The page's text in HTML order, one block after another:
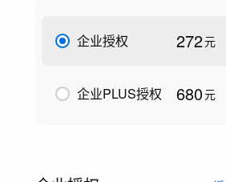
企业授权 272元
企业PLUS授权 680元